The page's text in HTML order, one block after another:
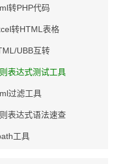
转PHP代码
转HTML表格
UBB互转
表达式测试工具
过滤工具
表达式语法速查
工具